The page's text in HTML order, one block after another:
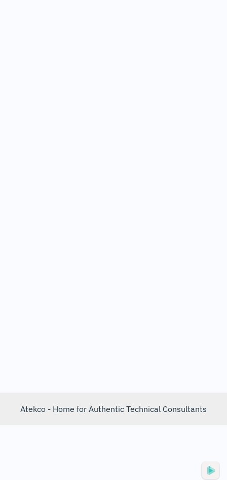
Atekco - Home for Authentic Technical Consultants